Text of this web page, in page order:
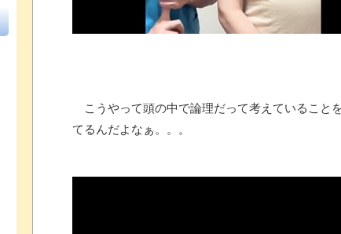
凡庸な悪
お前らの身体の悩み教えてくれ
映画ちいかわ観に行ったので感想を書き
マケイン9巻＆アニメ公式ガイド感想
体験談：仕事で同じビルの中に入ってい
こうやって頭の中で論理だって考えていること
てるんだよなぁ。。。